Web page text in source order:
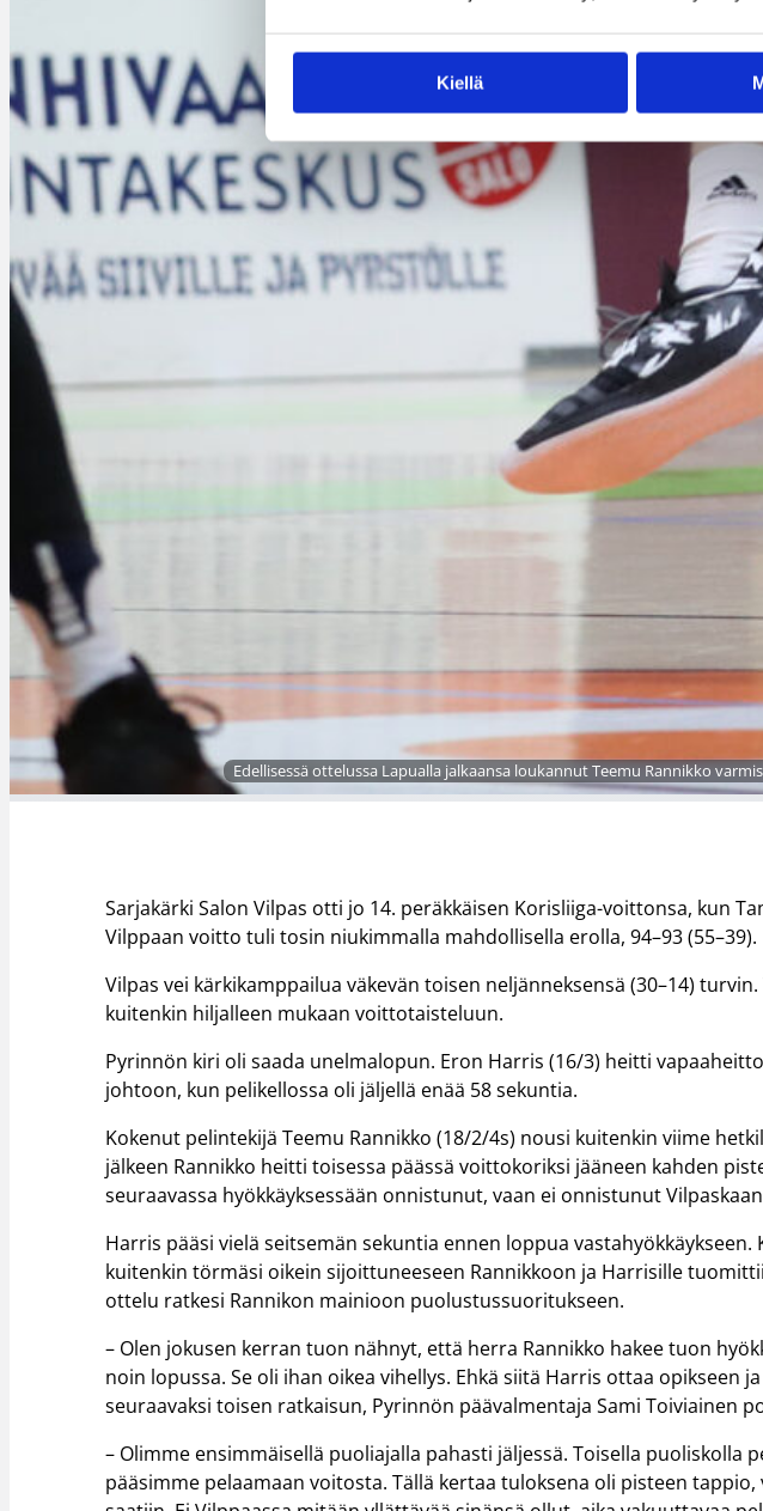
Kiellä
Edellisessä ottelussa Lapualla jalkaansa loukannut Teemu Rannikko
Sarjakärki Salon Vilpas otti jo 14. peräkkäisen Korisliiga-voittonsa, kun
Vilppaan voitto tuli tosin niukimmalla mahdollisella erolla, 94–93 (55–39).
Vilpas vei kärkikamppailua väkevän toisen neljänneksensä (30–14)
kuitenkin hiljalleen mukaan voittotaisteluun.
Pyrinnön kiri oli saada unelmalopun. Eron Harris (16/3) heitti
johtoon, kun pelikellossa oli jäljellä enää 58 sekuntia.
Kokenut pelintekijä Teemu Rannikko (18/2/4s) nousi kuitenkin viime
jälkeen Rannikko heitti toisessa päässä voittokoriksi jääneen kahden
seuraavassa hyökkäyksessään onnistunut, vaan ei onnistunut
Harris pääsi vielä seitsemän sekuntia ennen loppua
kuitenkin törmäsi oikein sijoittuneeseen Rannikkoon ja Harrisille
ottelu ratkesi Rannikon mainioon puolustussuoritukseen.
– Olen jokusen kerran tuon nähnyt, että herra Rannikko hakee tuon
noin lopussa. Se oli ihan oikea vihellys. Ehkä siitä Harris ottaa opikseen
seuraavaksi toisen ratkaisun, Pyrinnön päävalmentaja Sami Toiviainen
– Olimme ensimmäisellä puoliajalla pahasti jäljessä. Toisella puoliskolla
pääsimme pelaamaan voitosta. Tällä kertaa tuloksena oli pisteen